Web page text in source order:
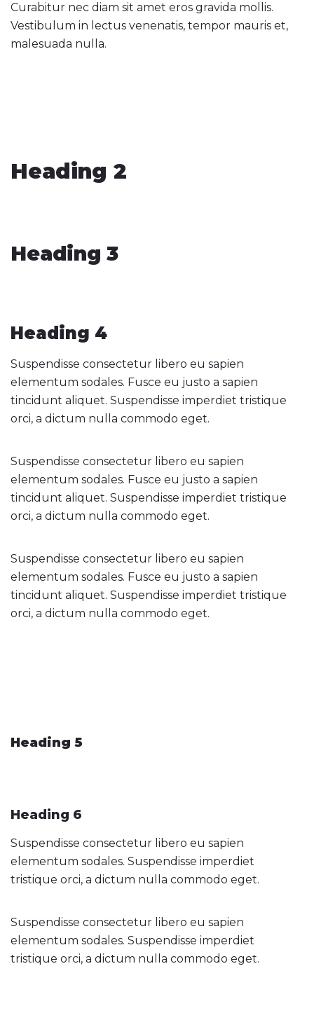
Curabitur nec diam sit amet eros gravida mollis.
Vestibulum in lectus venenatis, tempor mauris et,
malesuada nulla.
Heading 2
Heading 3
Heading 4
Suspendisse consectetur libero eu sapien
elementum sodales. Fusce eu justo a sapien
tincidunt aliquet. Suspendisse imperdiet tristique
orci, a dictum nulla commodo eget.
Suspendisse consectetur libero eu sapien
elementum sodales. Fusce eu justo a sapien
tincidunt aliquet. Suspendisse imperdiet tristique
orci, a dictum nulla commodo eget.
Suspendisse consectetur libero eu sapien
elementum sodales. Fusce eu justo a sapien
tincidunt aliquet. Suspendisse imperdiet tristique
orci, a dictum nulla commodo eget.
Heading 5
Heading 6
Suspendisse consectetur libero eu sapien
elementum sodales. Suspendisse imperdiet
tristique orci, a dictum nulla commodo eget.
Suspendisse consectetur libero eu sapien
elementum sodales. Suspendisse imperdiet
tristique orci, a dictum nulla commodo eget.